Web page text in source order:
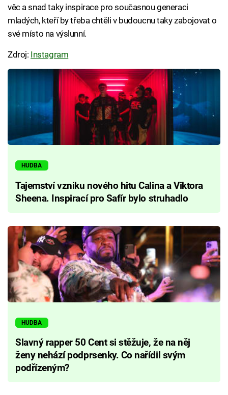
věc a snad taky inspirace pro současnou generaci
mladých, kteří by třeba chtěli v budoucnu taky zabojovat o
své místo na výslunní.
Zdroj: Instagram
HUDBA
Tajemství vzniku nového hitu Calina a Viktora
Sheena. Inspirací pro Safír bylo struhadlo
HUDBA
Slavný rapper 50 Cent si stěžuje, že na něj
ženy nehází podprsenky. Co nařídil svým
podřízeným?